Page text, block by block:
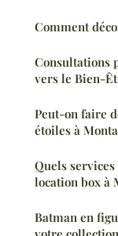
Comment
Consultations
vers le Bien-
Peut-on faire
étoiles à
Quels
location box à
Batman en